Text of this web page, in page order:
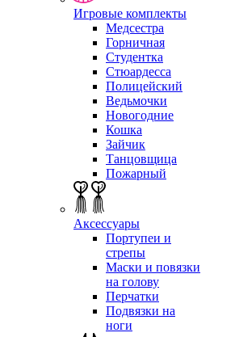
Игровые комплекты
Медсестра
Горничная
Студентка
Стюардесса
Полицейский
Ведьмочки
Новогодние
Кошка
Зайчик
Танцовщица
Пожарный
Аксессуары
Портупеи и
стрепы
Маски и повязки
на голову
Перчатки
Подвязки на
ноги